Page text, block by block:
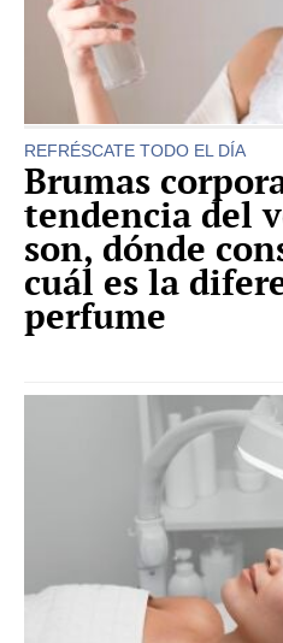
REFRÉSCATE TODO EL DÍA
Brumas
tendencia del
son, dónde
cuál es la
perfume